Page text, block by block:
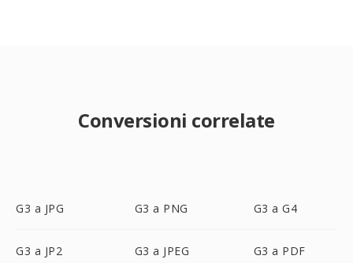
Conversioni correlate
G3 a JPG G3 a PNG G3 a G4
G3 a JP2 G3 a JPEG G3 a PDF